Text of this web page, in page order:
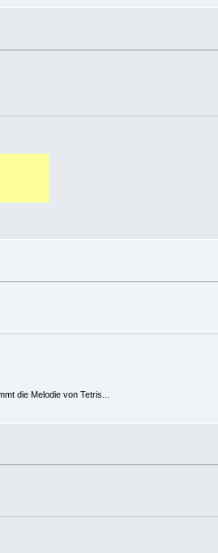
die Melodie von Tetris...